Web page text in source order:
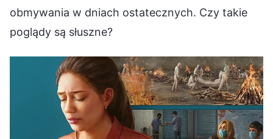
obmywania w dniach ostatecznych. Czy takie
poglądy są słuszne?